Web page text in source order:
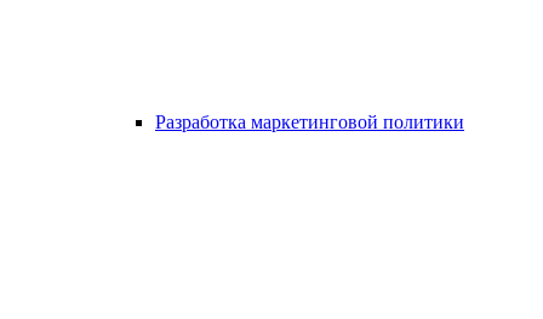
Разработка маркетинговой политики